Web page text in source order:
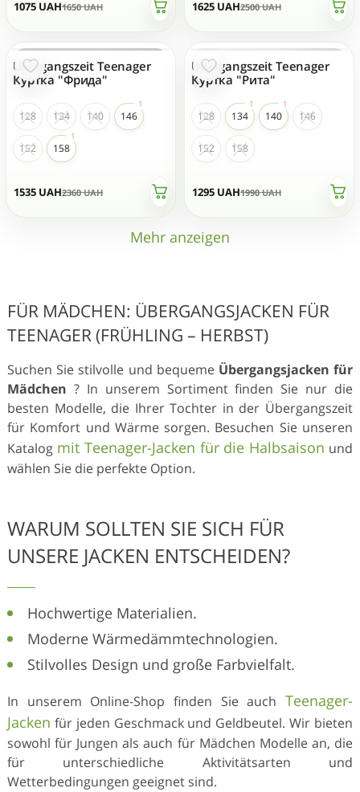
1075 UAH1650UAH 1625 UAH2500UAH
- 35 %
1535 UAH2360UAH
Übergangszeit Teenager
Куртка "Фрида"
128 134 140 146
152 158
- 35 %
1295 UAH1990UAH
Übergangszeit Teenager
Куртка "Рита"
128 134 140 146
152 158
Mehr anzeigen
FÜR MÄDCHEN: ÜBERGANGSJACKEN FÜR
TEENAGER (FRÜHLING – HERBST)
Suchen Sie stilvolle und bequeme Übergangsjacken für
Mädchen ? In unserem Sortiment finden Sie nur die
besten Modelle, die Ihrer Tochter in der Übergangszeit
für Komfort und Wärme sorgen. Besuchen Sie unseren
Katalog mit Teenager-Jacken für die Halbsaison und
wählen Sie die perfekte Option.
WARUM SOLLTEN SIE SICH FÜR
UNSERE JACKEN ENTSCHEIDEN?
Hochwertige Materialien.
Moderne Wärmedämmtechnologien.
Stilvolles Design und große Farbvielfalt.
In unserem Online-Shop finden Sie auch Teenager-
Jacken für jeden Geschmack und Geldbeutel. Wir bieten
sowohl für Jungen als auch für Mädchen Modelle an, die
für unterschiedliche Aktivitätsarten und
Wetterbedingungen geeignet sind.